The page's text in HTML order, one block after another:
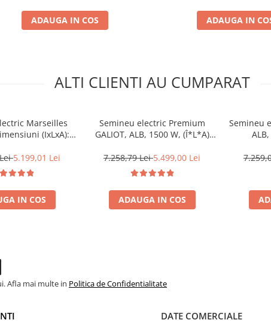
ADAUGA IN COS ADAUGA IN
ALTI CLIENTI AU CUMPARAT
Marseilles
(IxLxA):
5.199,01 Lei
IN COS
Semineu electric Premium
GALIOT, ALB, 1500 W, (Î*L*A)
telecomanda
7.258,79 Lei5.499,00 Lei
ADAUGA IN COS
Semineu
Afla mai multe in Politica de Confidentialitate
DATE COMERCIALE